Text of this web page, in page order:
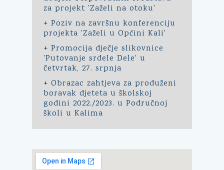
za projekt 'Zaželi na otoku'
+ Poziv na završnu konferenciju
projekta 'Zaželi u Općini Kali'
+ Promocija dječje slikovnice
'Putovanje srdele Dele' u
četvrtak, 27. srpnja
+ Obrazac zahtjeva za produženi
boravak djeteta u školskoj
godini 2022./2023. u Područnoj
školi u Kalima